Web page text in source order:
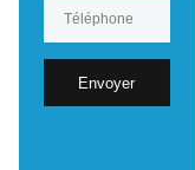
Envoyer